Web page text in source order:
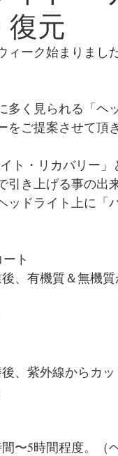
復元
ィーク始まりまし
多く見られる「
をご提案させて頂
ト・リカバリー
引き上げる事の出
ッドライト上に
ト
、有機質＆無機
、紫外線からカッ
〜5時間程度。